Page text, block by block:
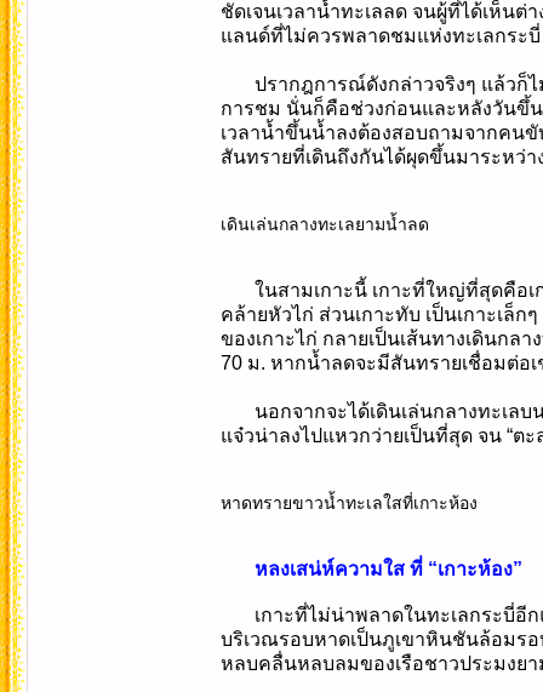
ชัดเจนเวลาน้ำทะเลลด จนผู้ที่ได้เห็นต่
แลนด์ที่ไม่ควรพลาดชมแห่งทะเลกระบี่
ปรากฎการณ์ดังกล่าวจริงๆ แล้วก็ไม่
การชม นั่นก็คือช่วงก่อนและหลังวันขึ้น
เวลาน้ำขึ้นน้ำลงต้องสอบถามจากคนขั
สันทรายที่เดินถึงกันได้ผุดขึ้นมาระหว่า
เดินเล่นกลางทะเลยามน้ำลด
ในสามเกาะนี้ เกาะที่ใหญ่ที่สุดคือ
คล้ายหัวไก่ ส่วนเกาะทับ เป็นเกาะเล็
ของเกาะไก่ กลายเป็นเส้นทางเดินกล
70 ม. หากน้ำลดจะมีสันทรายเชื่อมต่อ
นอกจากจะได้เดินเล่นกลางทะเลบ
แจ๋วน่าลงไปแหวกว่ายเป็นที่สุด จน “ต
หาดทรายขาวน้ำทะเลใสที่เกาะห้อง
หลงเสน่ห์ความใส ที่ “เกาะห้อง”
เกาะที่ไม่น่าพลาดในทะเลกระบี่อีก
บริเวณรอบหาดเป็นภูเขาหินชันล้อมรอ
หลบคลื่นหลบลมของเรือชาวประมงย